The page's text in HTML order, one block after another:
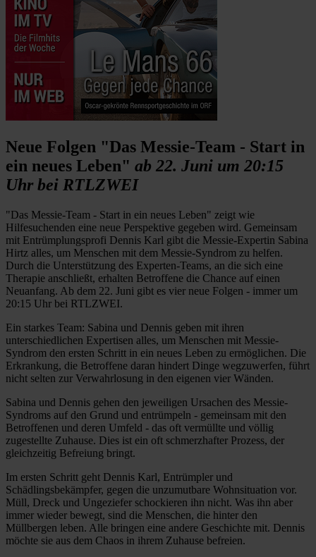
Neue Folgen "Das Messie-Team - Start in
ein neues Leben" ab 22. Juni um 20:15
Uhr bei RTLZWEI
"Das Messie-Team - Start in ein neues Leben" zeigt wie
Hilfesuchenden eine neue Perspektive gegeben wird. Gemeinsam
mit Entrümplungsprofi Dennis Karl gibt die Messie-Expertin Sabina
Hirtz alles, um Menschen mit dem Messie-Syndrom zu helfen.
Durch die Unterstützung des Experten-Teams, an die sich eine
Therapie anschließt, erhalten Betroffene die Chance auf einen
Neuanfang. Ab dem 22. Juni gibt es vier neue Folgen - immer um
20:15 Uhr bei RTLZWEI.
Ein starkes Team: Sabina und Dennis geben mit ihren
unterschiedlichen Expertisen alles, um Menschen mit Messie-
Syndrom den ersten Schritt in ein neues Leben zu ermöglichen. Die
Erkrankung, die Betroffene daran hindert Dinge wegzuwerfen, führt
nicht selten zur Verwahrlosung in den eigenen vier Wänden.
Sabina und Dennis gehen den jeweiligen Ursachen des Messie-
Syndroms auf den Grund und entrümpeln - gemeinsam mit den
Betroffenen und deren Umfeld - das oft vermüllte und völlig
zugestellte Zuhause. Dies ist ein oft schmerzhafter Prozess, der
gleichzeitig Befreiung bringt.
Im ersten Schritt geht Dennis Karl, Entrümpler und
Schädlingsbekämpfer, gegen die unzumutbare Wohnsituation vor.
Müll, Dreck und Ungeziefer schockieren ihn nicht. Was ihn aber
immer wieder bewegt, sind die Menschen, die hinter den
Müllbergen leben. Alle bringen eine andere Geschichte mit. Dennis
möchte sie aus dem Chaos in ihrem Zuhause befreien.